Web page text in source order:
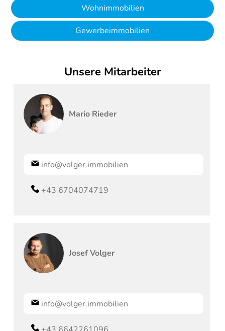
Wohnimmobilien
Gewerbeimmobilien
Unsere Mitarbeiter
Mario Rieder
info@volger.immobilien
+43 6704074719
Josef Volger
info@volger.immobilien